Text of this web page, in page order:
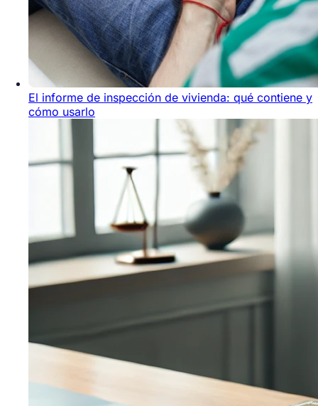
El informe de inspección de vivienda: qué contiene y
cómo usarlo